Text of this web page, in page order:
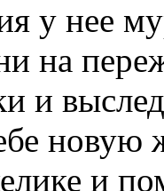
у нее
на
и
новую
и